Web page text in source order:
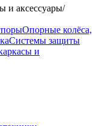
и аксессуары/
Опорные колёса,
Системы защиты
и